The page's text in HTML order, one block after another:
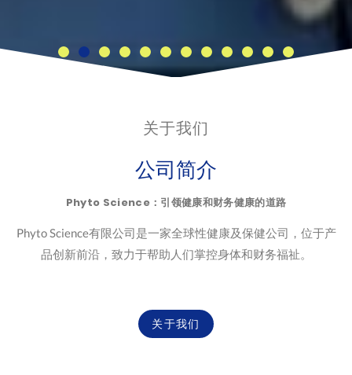
关于我们
公司简介
Phyto Science：引领健康和财务健康的道路
Phyto Science有限公司是一家全球性健康及保健公司，位于产
品创新前沿，致力于帮助人们掌控身体和财务福祉。
关于我们